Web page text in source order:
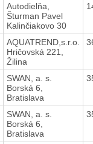
Autodielňa,
Šturman Pavel
Kalinčiakovo 30
AQUATREND,s.r.o.
Hričovská 221,
Žilina
SWAN, a. s.
Borská 6,
Bratislava
SWAN, a. s.
Borská 6,
Bratislava